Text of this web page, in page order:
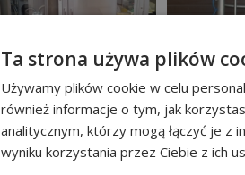
Ta strona używa plików
Używamy plików cookie w celu
również informacje o tym, jak
analitycznym, którzy mogą łączyć je z
wyniku korzystania przez Ciebie z ich